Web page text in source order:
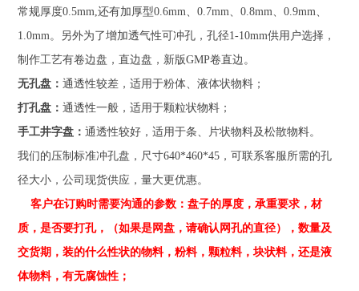
常规厚度0.5mm,还有加厚型0.6mm、0.7mm、0.8mm、0.9mm、
1.0mm。另外为了增加透气性可冲孔，孔径1-10mm供用户选择，
制作工艺有卷边盘，直边盘，新版GMP卷直边。
无孔盘：通透性较差，适用于粉体、液体状物料；
打孔盘：通透性一般，适用于颗粒状物料；
手工井字盘：通透性较好，适用于条、片状物料及松散物料。
我们的压制标准冲孔盘，尺寸640*460*45，可联系客服所需的孔
径大小，公司现货供应，量大更优惠。
客户在订购时需要沟通的参数：盘子的厚度，承重要求，材
质，是否要打孔，（如果是网盘，请确认网孔的直径），数量及
交货期，装的什么性状的物料，粉料，颗粒料，块状料，还是液
体物料，有无腐蚀性；